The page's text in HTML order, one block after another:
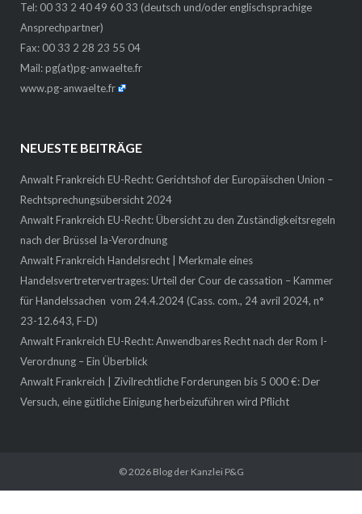
Tel: 00 33 2 40 49 60 33 (deutsch und/oder englischsprachige
Ansprechpartner)
Fax: 00 33 2 28 23 55 04
Mail:pg(at)pg-anwaelte.fr
www.pg-anwaelte.fr
NEUESTE BEITRÄGE
Anwalt Frankreich EU-Recht: Gerichtshof der Europäischen Union –
Rechtsprechungsübersicht 2024
Anwalt Frankreich EU-Recht: Übersicht zu den Zuständigkeitsregeln
nach der Brüssel Ia-Verordnung
Anwalt Frankreich Handelsrecht | Merkmale eines
Handelsvertretervertrages: Urteil der Cour de cassation – Kammer
für Handelssachen vom 24.4.2024 (Cass. com., 24 avril 2024, n°
23-12.643, F-D)
Anwalt Frankreich EU-Recht: Anwendbares Recht nach der Rom I-
Verordnung – Ein Überblick
Anwalt Frankreich | Zivilrechtliche Forderungen bis 5 000 €: Der
Versuch, eine gütliche Einigung herbeizuführen wird Pflicht
© 2026 Blog der Kanzlei P&G